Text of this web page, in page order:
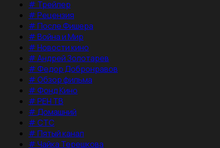
# Трейлер
#Рецензия
#После Фишера
#Война и Мир
#Новости кино
#Андрей Золотарев
#Федор Добронравов
#Обзор фильма
#Фонд Кино
#РЕН ТВ
#Домашний
#СТС
#Пятый канал
#Чайка Терешкова